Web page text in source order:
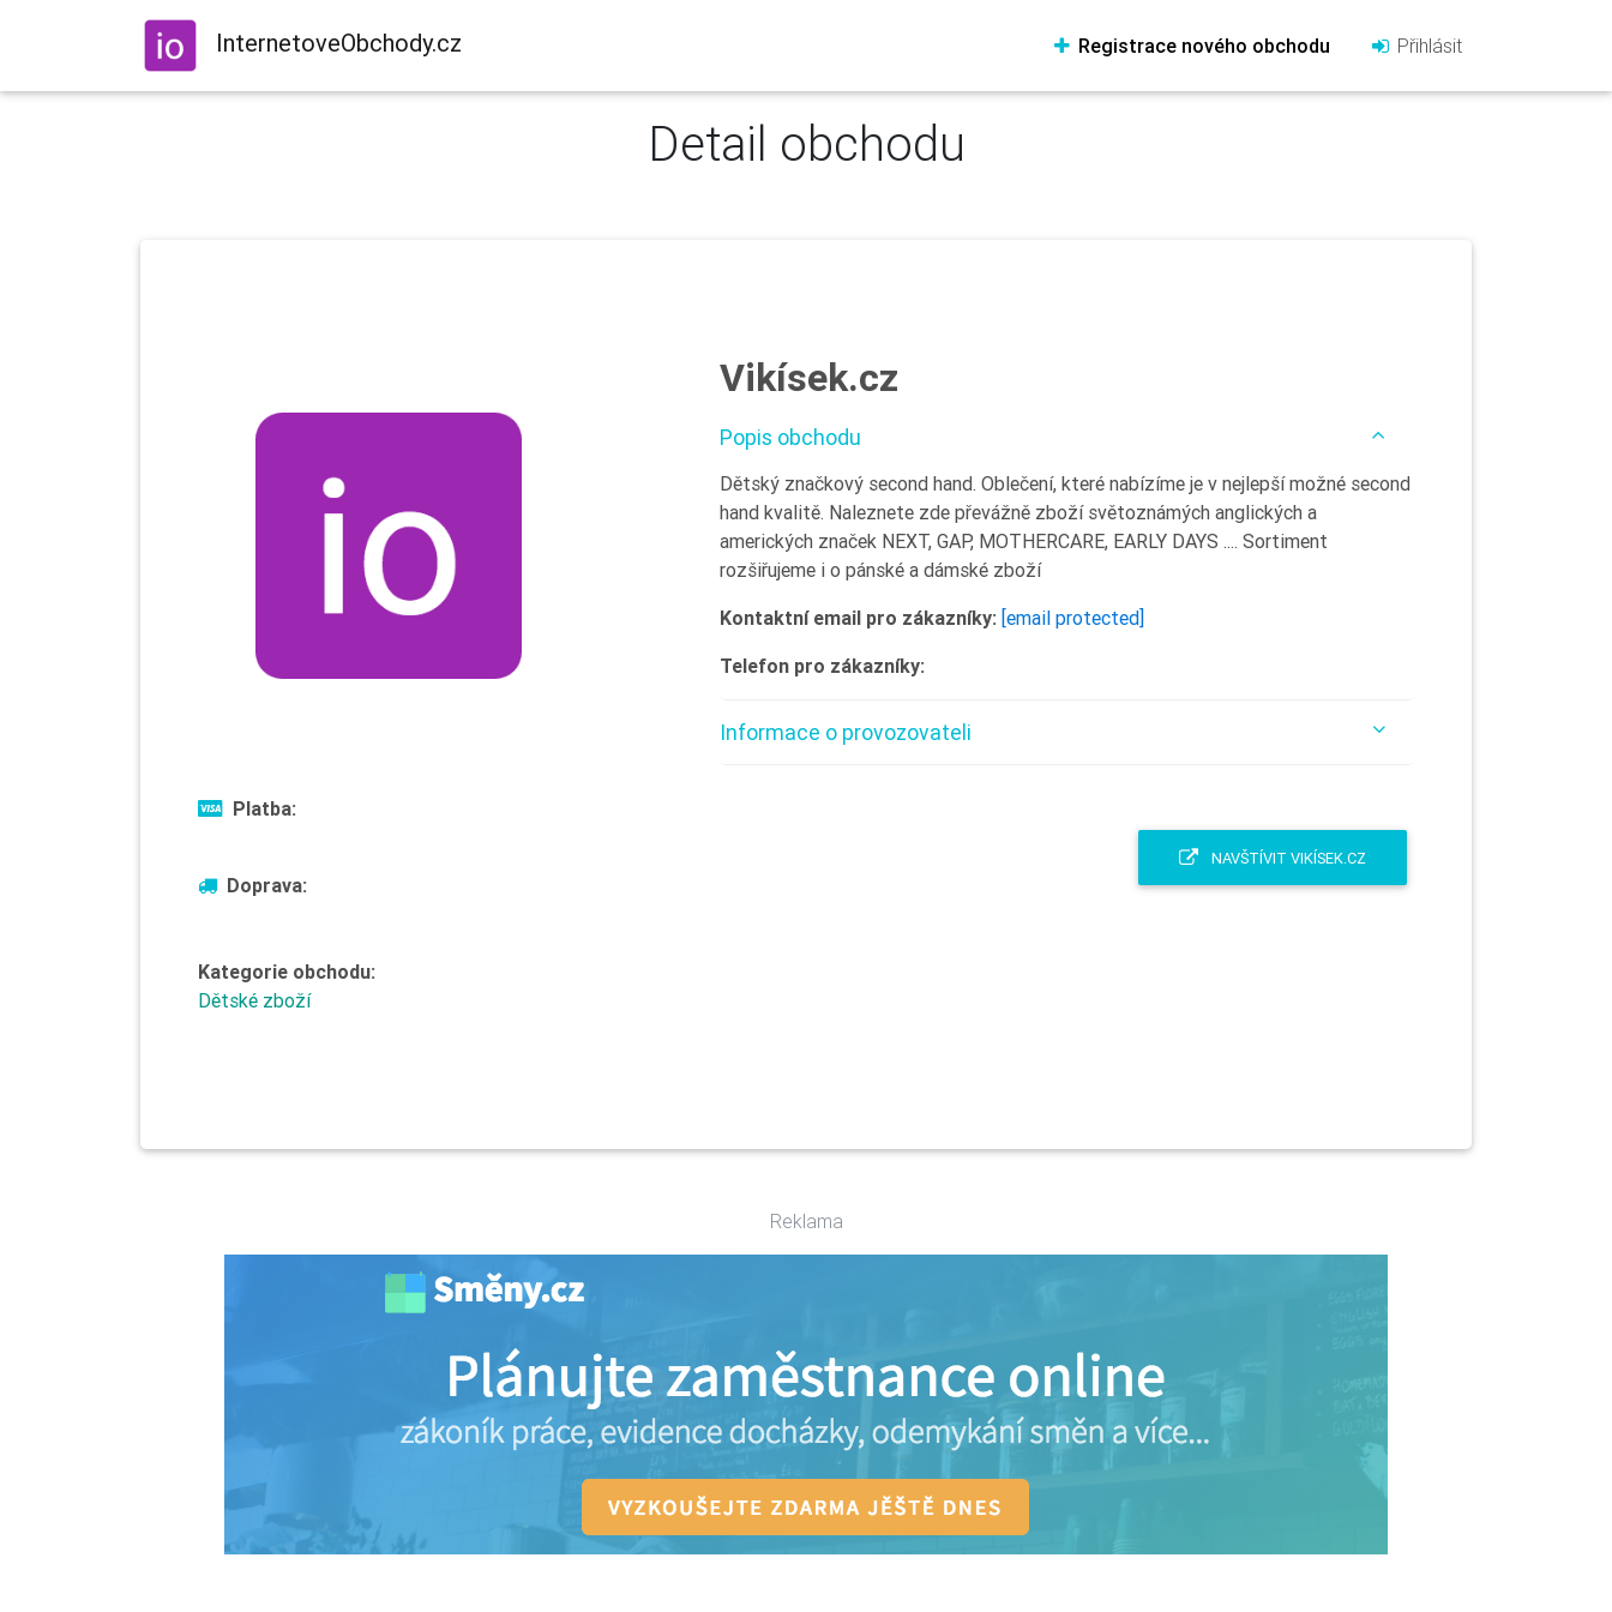
InternetoveObchody.cz Registrace nového obchodu Přihlásit
Detail obchodu
Platba:
Doprava:
Kategorie obchodu:
Dětské zboží
Vikísek.cz
Popis obchodu
Dětský značkový second hand. Oblečení, které nabízíme je v nejlepší možné second
hand kvalitě. Naleznete zde převážně zboží světoznámých anglických a
amerických značek NEXT, GAP, MOTHERCARE, EARLY DAYS .... Sortiment
rozšiřujeme i o pánské a dámské zboží
Kontaktní email pro zákazníky: [email protected]
Telefon pro zákazníky:
Informace o provozovateli
NAVŠTÍVIT VIKÍSEK.CZ
Reklama